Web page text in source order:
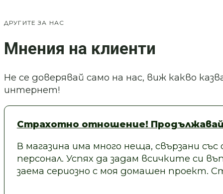
ДРУГИТЕ ЗА НАС
Мнения на клиенти
Не се доверявай само на нас, виж какво
интернет!
Страхотно отношение!
В магазина има много неща, свързани
персонал. Успях да задам всичките си
заема сериозно с моя домашен